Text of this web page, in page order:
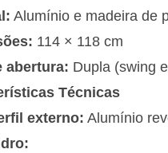
Alumínio e madeira de
114 × 118 cm
abertura: Dupla (swing
Técnicas
externo: Alumínio